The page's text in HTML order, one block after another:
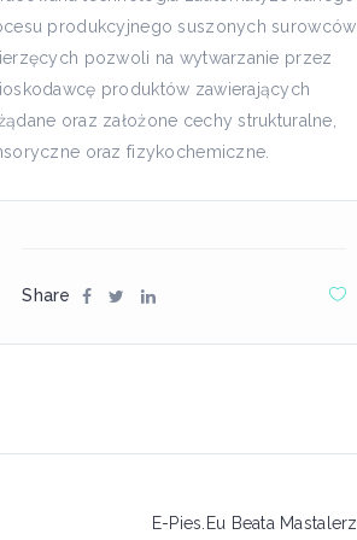
produkcyjnego suszonych surowców
pozwoli na wytwarzanie przez
produktów zawierających
oraz założone cechy strukturalne,
oraz fizykochemiczne.
Share
E-Pies.eu Beata Mastalerz